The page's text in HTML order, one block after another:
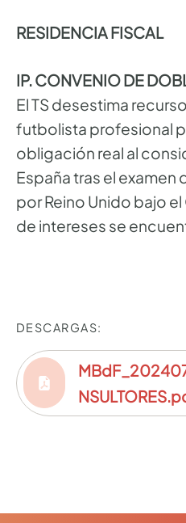
RESIDENCIA FISCAL
IP. CONVENIO DE
El TS desestima
futbolista profesional
obligación real al
España tras el
por Reino Unido bajo
de intereses se
DESCARGAS: